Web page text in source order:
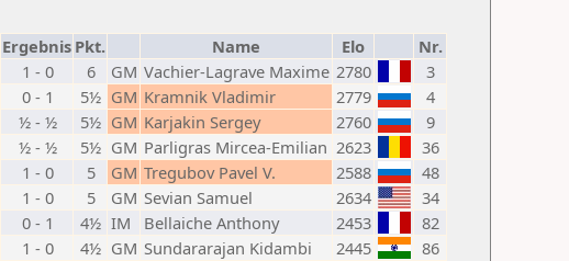
Ergebnis Pkt. Name Elo
Nr.
1 - 0 6 GM Vachier-Lagrave Maxime 2780
3
0 - 1 5½ GM Kramnik Vladimir 2779
4
½ - ½ 5½ GM Karjakin Sergey 2760
9
½ - ½ 5½ GM Parligras Mircea-Emilian 2623
36
1 - 0 5 GM Tregubov Pavel V. 2588
48
1 - 0 5 GM Sevian Samuel 2634
34
0 - 1 4½ IM Bellaiche Anthony 2453
82
1 - 0 4½ GM Sundararajan Kidambi 2445
86